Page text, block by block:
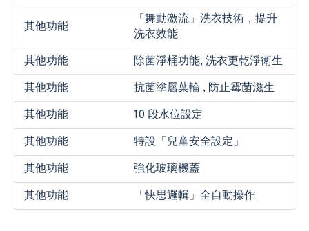
其他功能
「舞動激流」洗衣技術，提升
洗衣效能
其他功能
除菌淨桶功能, 洗衣更乾淨衛生
其他功能
抗菌塗層葉輪 , 防止霉菌滋生
其他功能
10 段水位設定
其他功能
特設「兒童安全設定」
其他功能
強化玻璃機蓋
其他功能
「快思邏輯」全自動操作